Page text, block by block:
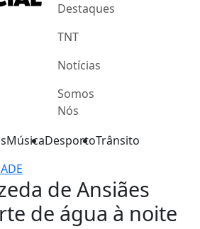
Destaques
TNT
Notícias
Somos
Nós
MúsicaDesportoTrânsito
de Ansiães
de água à noite